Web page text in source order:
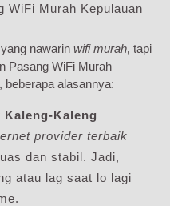
WiFi Murah Kepulauan
nawarin wifi murah, tapi
Pasang WiFi Murah
beberapa alasannya:
Kaleng
provider terbaik
dan stabil. Jadi,
atau lag saat lo lagi